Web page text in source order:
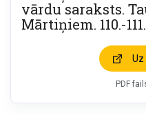
vārdu saraksts.
Mārtiņiem. 110.-
PDF